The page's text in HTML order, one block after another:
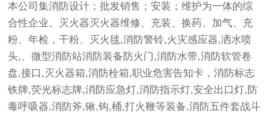
本公司集消防设计；批发销售；安装；维护为一体的综
合性企业。灭火器灭火器维修、充装、换药、加气、充
粉、年检，干粉、灭火毯,消防警铃,火灾感应器,洒水喷
头,、微型消防站消防装备防火门,消防水带,消防软管卷
盘,接口,灭火器箱,消防栓箱,职业危害告知卡，消防标志
铁牌,荧光标志牌,消防应急灯,消防指示灯,安全出口灯,防
毒呼吸器,消防斧,锹,钩,桶,打火鞭等装备,消防五件套战斗